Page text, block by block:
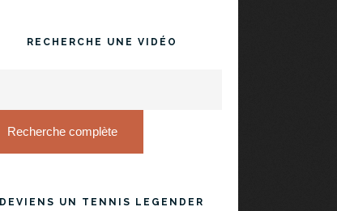
RECHERCHE UNE VIDÉO
Recherche complète
DEVIENS UN TENNIS LEGENDER